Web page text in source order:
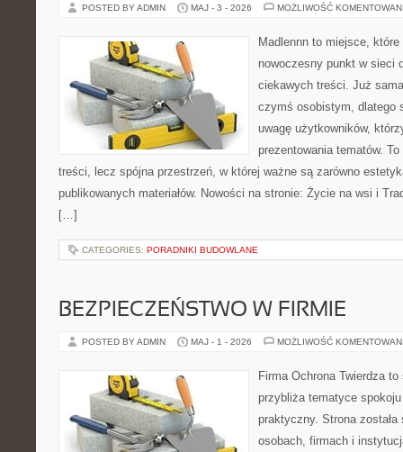
POSTED BY ADMIN MAJ - 3 - 2026 MOŻLIWOŚĆ
Madlennn to miejsce,
nowoczesny punkt w sieci
ciekawych treści. Już
czymś osobistym, dlatego
uwagę użytkowników,
prezentowania tematów.
treści, lecz spójna przestrzeń, w której ważne są zarówno
publikowanych materiałów. Nowości na stronie: Życie na wsi i
[…]
CATEGORIES: PORADNIKI BUDOWLANE
BEZPIECZEŃSTWO W FIRMIE
POSTED BY ADMIN MAJ - 1 - 2026 MOŻLIWOŚĆ
Firma Ochrona Twierdza
przybliża tematyce
praktyczny. Strona
osobach, firmach i